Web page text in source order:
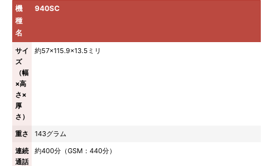
機
種
名
940SC
サイ
ズ
（幅
×高
さ×
厚
さ）
約57×115.9×13.5ミリ
重さ
143グラム
連続
通話
約400分（GSM：440分）